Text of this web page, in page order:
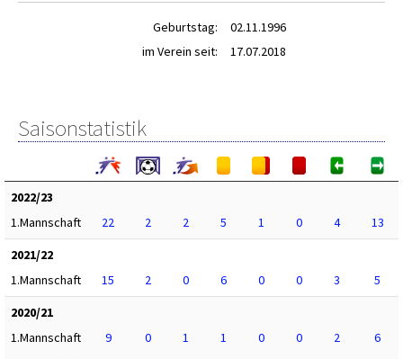
Geburtstag:
02.11.1996
im Verein seit:
17.07.2018
Saisonstatistik
2022/23
1.Mannschaft
22 2 2 5 1 0 4
13
2021/22
1.Mannschaft
15 2 0 6 0 0 3
5
2020/21
1.Mannschaft
9 0 1 1 0 0 2
6